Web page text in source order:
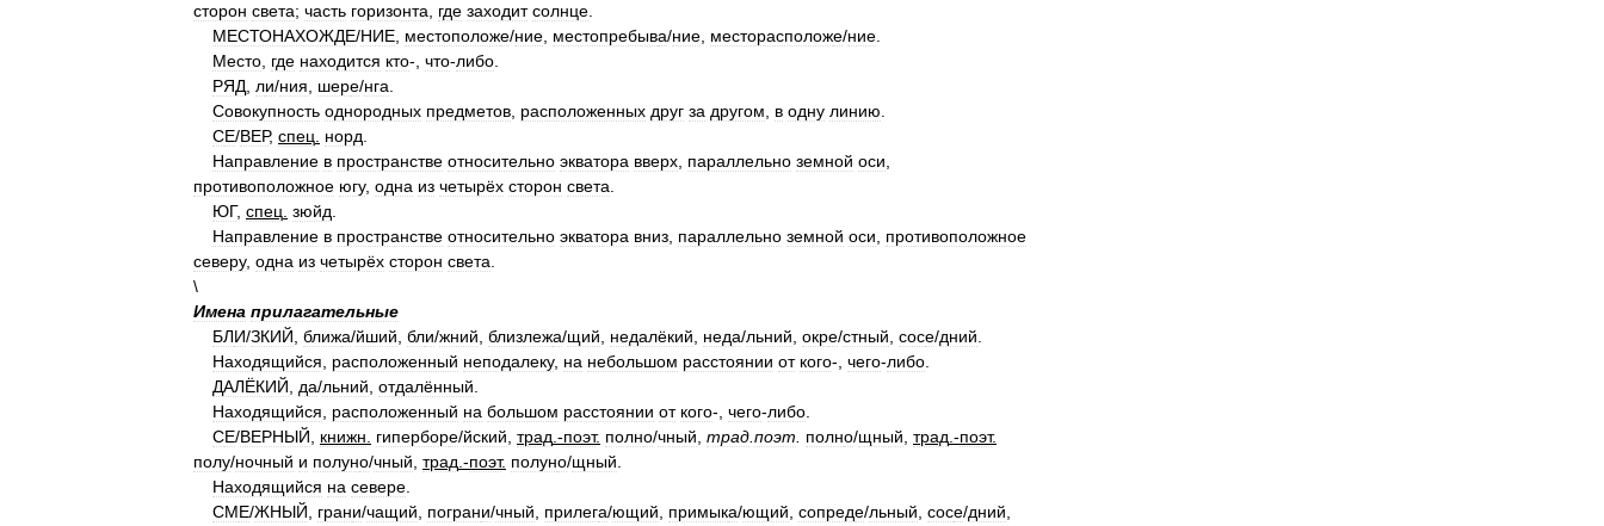
сторон света; часть горизонта где заходит солнце
МЕСТОНАХОЖДЕ/НИЕ местоположе/ние местопребыва/ние месторасположе/ние
Место где находится кто-, что-либо
РЯД ли/ния шере/нга
Совокупность однородных предметов расположенных друг за другом в одну линию
СЕ/ВЕР, спец норд
Направление в пространстве относительно экватора вверх параллельно земной оси
противоположное югу, одна из четырёх сторон света
ЮГ, спец зюйд
Направление в пространстве относительно экватора вниз параллельно земной оси
противоположное
северу, одна из четырёх сторон света
\
Имена прилагательные
БЛИ/ЗКИЙ ближа/йший бли/жний близлежа/щий недалёкий неда/льний окре/стный сосе/дний
Находящийся
расположенный неподалеку, на небольшом расстоянии от кого-, чего-либо
ДАЛЁКИЙ
да/льний отдалённый
Находящийся
расположенный на большом расстоянии от кого-, чего-либо
СЕ/ВЕРНЫЙ книжн гиперборе/йский трад .-поэт. полно/чный трад поэт полно/щный трад .-поэт.
полу/ночный и полуно/чный трад .-поэт. полуно/щный
Находящийся на севере
СМЕ/ЖНЫЙ грани/чащий пограни/чный прилега/ющий примыка/ющий сопреде/льный сосе/дний